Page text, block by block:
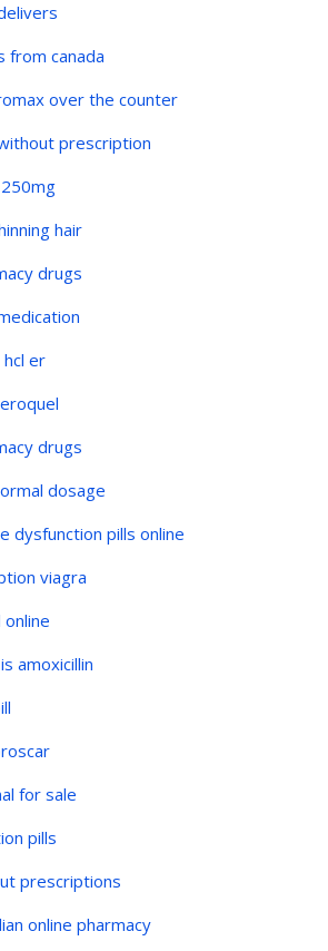
from canada
over the counter
prescription
hair
drugs
er
drugs
dosage
dysfunction pills online
viagra
online
amoxicillin
for sale
pills
prescriptions
online pharmacy